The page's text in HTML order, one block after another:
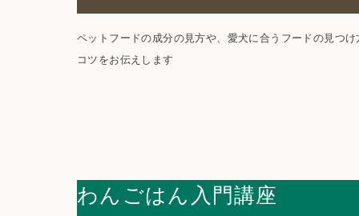
ペットフードの成分の見方や、愛犬に合うフードの見つけ
コツをお伝えします
わんごはん入門講座